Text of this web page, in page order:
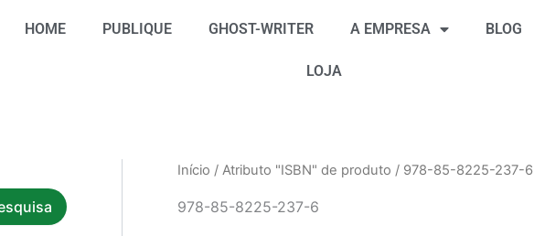
HOME PUBLIQUE GHOST-WRITER A EMPRESA BLOG
LOJA
Início / Atributo "ISBN" de produto / 978-85-8225-237-6
978-85-8225-237-6